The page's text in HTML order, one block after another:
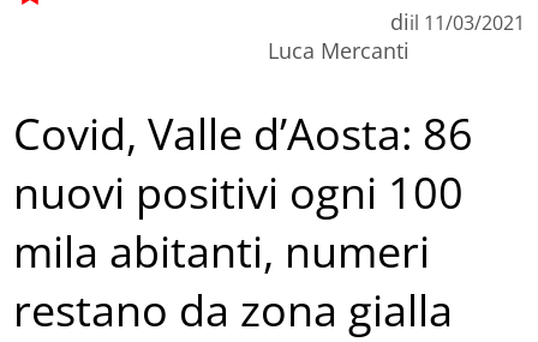
di
Luca Mercanti
il 11/03/2021
Covid, Valle d’Aosta: 86
nuovi positivi ogni 100
mila abitanti, numeri
restano da zona gialla